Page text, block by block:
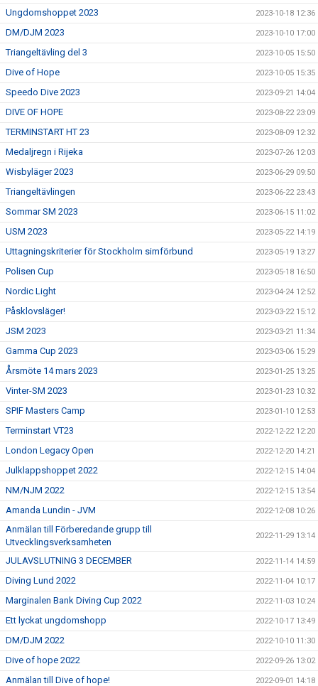
Ungdomshoppet 2023 2023-10-18 12:36
DM/DJM 2023 2023-10-10 17:00
Triangeltävling del 3 2023-10-05 15:50
Dive of Hope 2023-10-05 15:35
Speedo Dive 2023 2023-09-21 14:04
DIVE OF HOPE 2023-08-22 23:09
TERMINSTART HT 23 2023-08-09 12:32
Medaljregn i Rijeka 2023-07-26 12:03
Wisbyläger 2023 2023-06-29 09:50
Triangeltävlingen 2023-06-22 23:43
Sommar SM 2023 2023-06-15 11:02
USM 2023 2023-05-22 14:19
Uttagningskriterier för Stockholm simförbund 2023-05-19 13:27
Polisen Cup 2023-05-18 16:50
Nordic Light 2023-04-24 12:52
Påsklovsläger! 2023-03-22 15:12
JSM 2023 2023-03-21 11:34
Gamma Cup 2023 2023-03-06 15:29
Årsmöte 14 mars 2023 2023-01-25 13:25
Vinter-SM 2023 2023-01-23 10:32
SPIF Masters Camp 2023-01-10 12:53
Terminstart VT23 2022-12-22 12:20
London Legacy Open 2022-12-20 14:21
Julklappshoppet 2022 2022-12-15 14:04
NM/NJM 2022 2022-12-15 13:54
Amanda Lundin - JVM 2022-12-08 10:26
Anmälan till Förberedande grupp till
Utvecklingsverksamheten
2022-11-29 13:14
JULAVSLUTNING 3 DECEMBER 2022-11-14 14:59
Diving Lund 2022 2022-11-04 10:17
Marginalen Bank Diving Cup 2022 2022-11-03 10:24
Ett lyckat ungdomshopp 2022-10-17 13:49
DM/DJM 2022 2022-10-10 11:30
Dive of hope 2022 2022-09-26 13:02
Anmälan till Dive of hope! 2022-09-01 14:18